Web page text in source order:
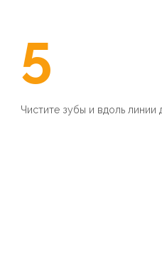
5
Чистите зубы и вдоль линии